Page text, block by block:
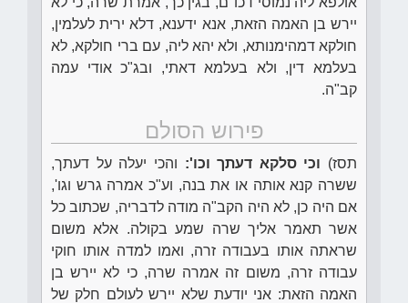
יירש בן האמה הזאת, אנא ידענא, דלא ירית לעלמין,
חולקא דמהימנותא, ולא יהא ליה, עם ברי חולקא, לא
בעלמא דין, ולא בעלמא דאתי, ובג"כ אודי עמה
קב"ה.
פירוש הסולם
תסז) וכי סלקא דעתך וכו': והכי יעלה על דעתך,
ששרה קנא אותה או את בנה, וע"כ אמרה גרש וגו',
אם היה כן, לא היה הקב"ה מודה לדבריה, שכתוב כל
אשר תאמר אליך שרה שמע בקולה. אלא משום
שראתה אותו בעבודה זרה, ואמו למדה אותו חוקי
עבודה זרה, משום זה אמרה שרה, כי לא יירש בן
האמה הזאת: אני יודעת שלא יירש לעולם חלק של